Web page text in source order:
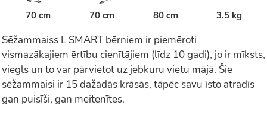
70 cm 70 cm 80 cm 3.5 kg
Sēžammaiss L SMART bērniem ir piemēroti
vismazākajiem ērtību cienītājiem (līdz 10 gadi), jo ir mīksts,
viegls un to var pārvietot uz jebkuru vietu mājā. Šie
sēžammaisi ir 15 dažādās krāsās, tāpēc savu īsto atradīs
gan puisīši, gan meitenītes.